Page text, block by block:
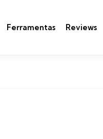
Ferramentas Reviews